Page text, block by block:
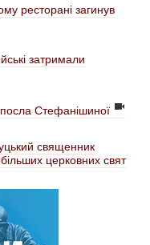
ресторані загинув
затримали
Стефанішиної
священник
церковних свят